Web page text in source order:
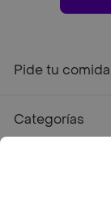
Pide tu
Categorías